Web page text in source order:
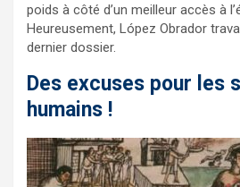
poids à côté d’un meilleur accès à
Heureusement, López Obrador
dernier dossier.
Des excuses pour les
humains !